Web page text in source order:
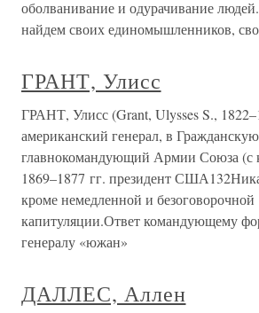
оболванивание и одурачивание
найдем своих единомышленников,
ГРАНТ, Улисс
ГРАНТ, Улисс (Grant, Ulysses S.,
американский генерал, в
главнокомандующий Армии Союза (с
1869–1877 гг. президент
кроме немедленной и безоговорочной
капитуляции.Ответ командующему
генералу «южан»
ДАЛЛЕС, Аллен